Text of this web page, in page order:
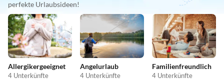
perfekte Urlaubsideen!
Allergikergeeignet
4 Unterkünfte
Angelurlaub
4 Unterkünfte
Familienfreundlich
4 Unterkünfte